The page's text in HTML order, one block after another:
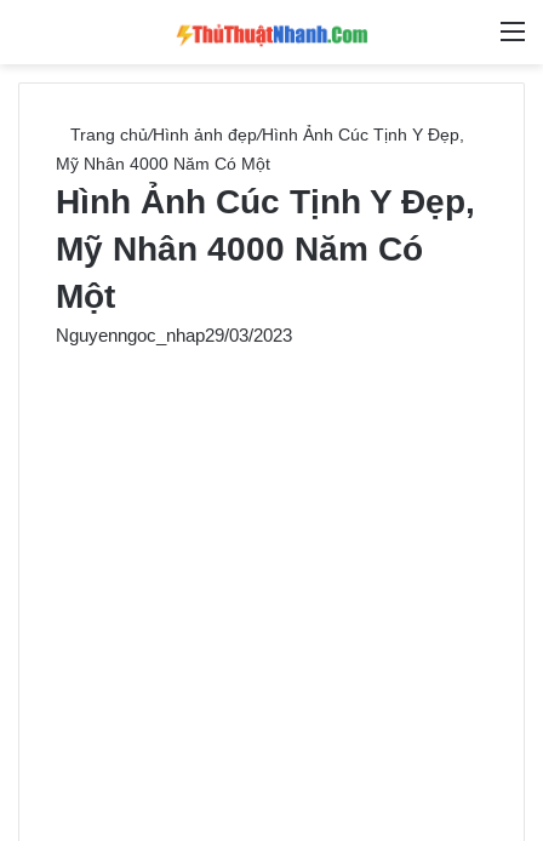
Tìm
Trang chủ/Hình ảnh đẹp/Hình Ảnh Cúc Tịnh Y Đẹp,
Mỹ Nhân 4000 Năm Có Một
Hình Ảnh Cúc Tịnh Y Đẹp,
Mỹ Nhân 4000 Năm Có
Một
Nguyenngoc_nhap29/03/2023